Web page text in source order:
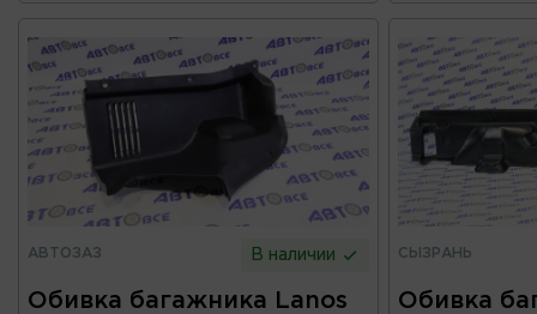
АВТОЗАЗ В наличии
Обивка багажника Lanos
СЫЗРАНЬ
Обивка